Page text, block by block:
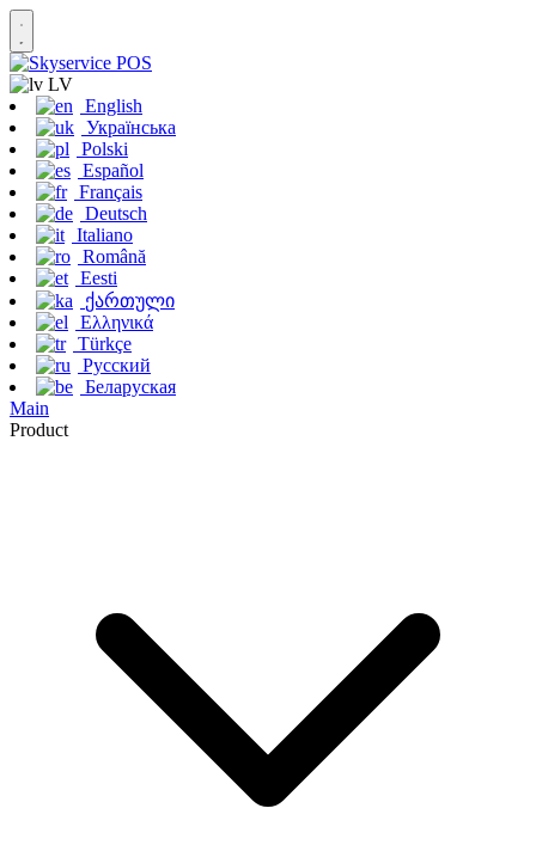
LV
English
Українська
Polski
Español
Français
Deutsch
Italiano
Română
Eesti
ქართული
Ελληνικά
Türkçe
Русский
Беларуская
Main
Product